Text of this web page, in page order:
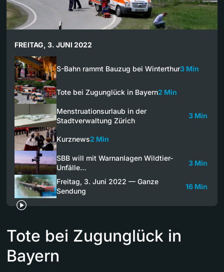
FREITAG, 3. JUNI 2022
S-Bahn rammt Bauzug bei Winterthur3 Min
Tote bei Zugunglück in Bayern2 Min
Menstruationsurlaub in der
Stadtverwaltung Zürich
3 Min
Kurznews2 Min
SBB will mit Warnanlagen Wildtier-
Unfälle…
3 Min
Freitag, 3. Juni 2022 — Ganze
Sendung
16 Min
Tote bei Zugunglück in
Bayern